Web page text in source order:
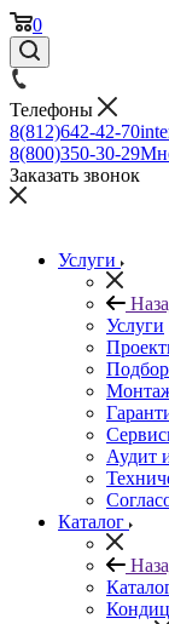
0
Телефоны
8(812)642-42-70
8(800)350-30-29
Заказать звонок
Услуги
Услуги
Подбор
Аудит
Каталог